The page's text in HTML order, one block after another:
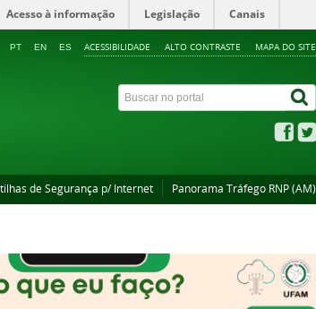
Acesso à informação Legislação Canais
ACESSIBILIDADE ALTO CONTRASTE MAPA DO SITE
PT EN ES
de Segurança p/ Internet Panorama Tráfego RNP (AM)